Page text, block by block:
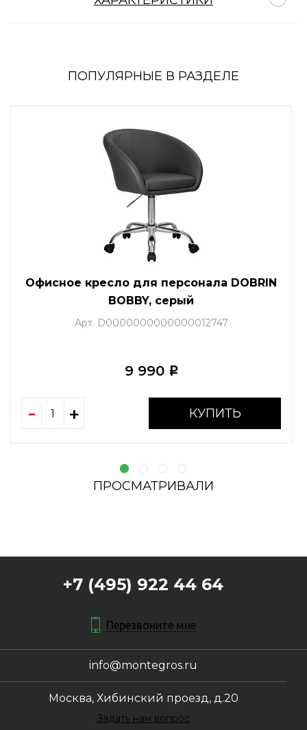
ПОПУЛЯРНЫЕ В РАЗДЕЛЕ
Офисное кресло для персонала DOBRIN
BOBBY, серый
Арт. D0000000000000012747
9 990 i
КУПИТЬ
ПРОСМАТРИВАЛИ
+7 (495) 922 44 64
Перезвоните мне
info@montegros.ru
Москва, Хибинский проезд, д.20
Задать нам вопрос